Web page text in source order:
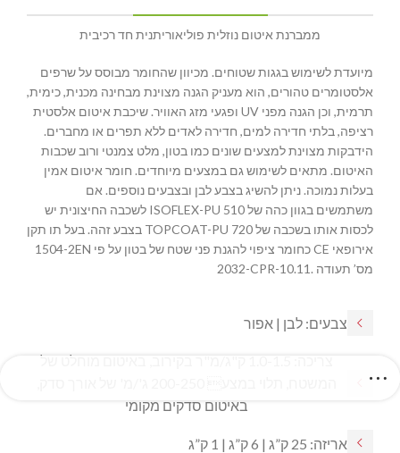
ממברנת איטום נוזלית פוליאוריתנית חד רכיבית
מיועדת לשימוש בגגות שטוחים. מכיוון שהחומר מבוסס על שרפים
אלסטומרים טהורים, הוא מעניק הגנה מצוינת מבחינה מכנית, כימית,
תרמית, וכן הגנה מפני UV ופגעי מזג האוויר. שיכבת איטום אלסטית
רציפה, בלתי חדירה למים, חדירה לאדים ללא תפרים או מחברים.
הידבקות מצוינת למצעים שונים כמו בטון, מלט צמנטי ורוב שכבות
האיטום. מתאים לשימוש גם במצעים מיוחדים. חומר איטום אמין
בעלות נמוכה. ניתן להשיג בצבע לבן ובצבעים נוספים. אם
משתמשים בגוון כהה של ISOFLEX-PU 510 לשכבה החיצונית יש
לכסות אותו בשכבה של TOPCOAT-PU 720 בצבע זהה. בעל תו תקן
אירופאי CE כחומר ציפוי להגנת פני שטח של בטון על פי 1504-2EN
מס’ תעודה 2032-CPR-10.11.
צבעים: לבן | אפור
צריכה: 1.0-1.5 ק"ג/מ"ר בקירוב, באיטום מוחלט של
באיטום סדקים מקומי
אריזה: 25 ק”ג | 6 ק”ג | 1 ק”ג